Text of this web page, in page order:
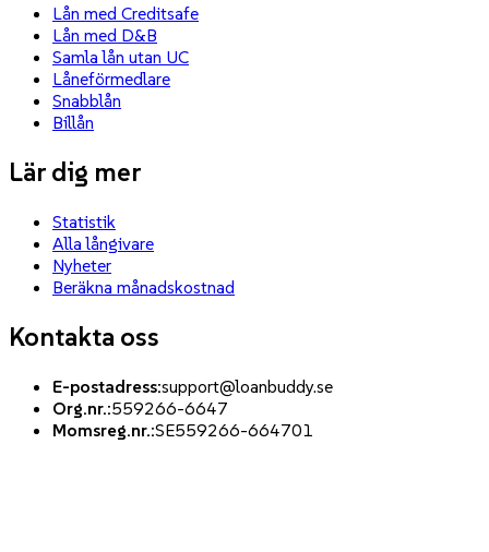
Lån med Creditsafe
Lån med D&B
Samla lån utan UC
Låneförmedlare
Snabblån
Billån
Lär dig mer
Statistik
Alla långivare
Nyheter
Beräkna månadskostnad
Kontakta oss
E-postadress:support@loanbuddy.se
Org.nr.:559266-6647
Momsreg.nr.:SE559266-664701